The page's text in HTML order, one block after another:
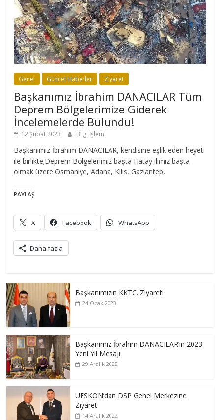
Genel Güncel Haberler Ziyaret
Başkanımız İbrahim DANACILAR Tüm
Deprem Bölgelerimize Giderek
İncelemelerde Bulundu!
12 Şubat 2023 Bilgi İşlem
Başkanımız İbrahim DANACILAR, kendisine eşlik eden heyeti
ile birlikte;Deprem Bölgelerimiz başta Hatay ilimiz başta
olmak üzere Osmaniye, Adana, Kilis, Gaziantep,
PAYLAŞ
X Facebook WhatsApp
Daha fazla
Başkanımızın KKTC. Ziyareti
24 Ocak 2023
Başkanımız İbrahim DANACILAR’ın 2023
Yeni Yıl Mesajı
29 Aralık 2022
UESKON’dan DSP Genel Merkezine
Ziyaret
14 Aralık 2022